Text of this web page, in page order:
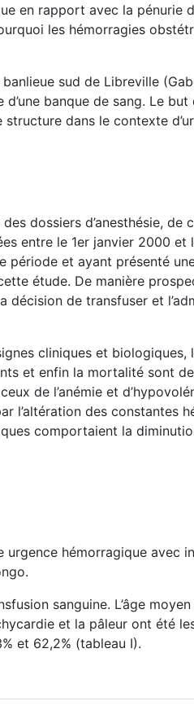
en rapport avec la pénurie
les hémorragies
sud de Libreville
banque de sang. Le
dans le contexte
dossiers d’anesthésie, de
entre le 1er janvier 2000 et
période et ayant présenté
étude. De manière
décision de transfuser et
cliniques et biologiques,
et enfin la mortalité sont
de l’anémie et
l’altération des constantes
comportaient la
urgence hémorragique avec
sanguine. L’âge
et la pâleur ont été
et 62,2% (tableau I).